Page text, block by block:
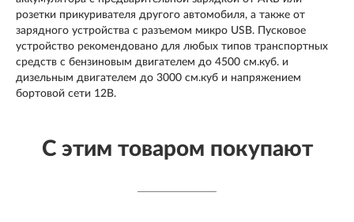
розетки прикуривателя другого автомобиля, а также от
зарядного устройства с разъемом микро USB. Пусковое
устройство рекомендовано для любых типов транспортных
средств с бензиновым двигателем до 4500 см.куб. и
дизельным двигателем до 3000 см.куб и напряжением
бортовой сети 12В.
С этим товаром покупают